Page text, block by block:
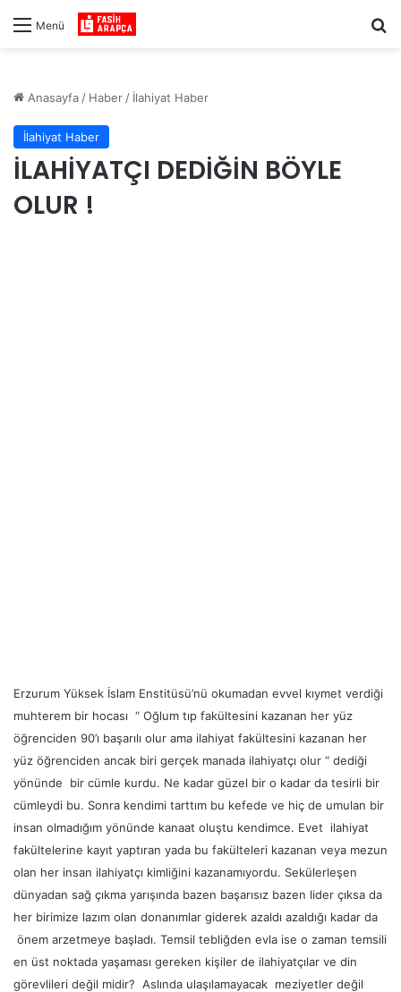
Menü
Anasayfa / Haber / İlahiyat Haber
İlahiyat Haber
İLAHİYATÇI DEDİĞİN BÖYLE
OLUR !
Erzurum Yüksek İslam Enstitüsü’nü okumadan evvel kıymet verdiği
muhterem bir hocası “ Oğlum tıp fakültesini kazanan her yüz
öğrenciden 90’ı başarılı olur ama ilahiyat fakültesini kazanan her
yüz öğrenciden ancak biri gerçek manada ilahiyatçı olur “ dediği
yönünde bir cümle kurdu. Ne kadar güzel bir o kadar da tesirli bir
cümleydi bu. Sonra kendimi tarttım bu kefede ve hiç de umulan bir
insan olmadığım yönünde kanaat oluştu kendimce. Evet ilahiyat
fakültelerine kayıt yaptıran yada bu fakülteleri kazanan veya mezun
olan her insan ilahiyatçı kimliğini kazanamıyordu. Sekülerleşen
dünyadan sağ çıkma yarışında bazen başarısız bazen lider çıksa da
her birimize lazım olan donanımlar giderek azaldı azaldığı kadar da
önem arzetmeye başladı. Temsil tebliğden evla ise o zaman temsili
en üst noktada yaşaması gereken kişiler de ilahiyatçılar ve din
görevlileri değil midir? Aslında ulaşılamayacak meziyetler değil